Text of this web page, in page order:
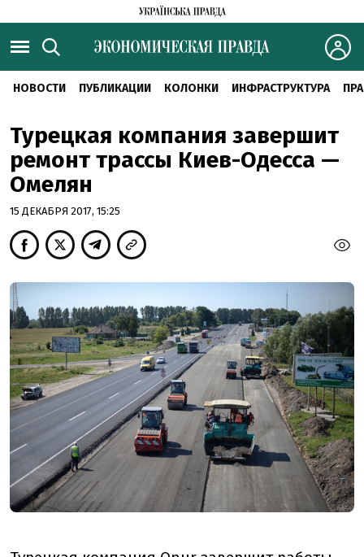
НОВОСТИ ПУБЛИКАЦИИ КОЛОНКИ ИНФРАСТРУКТУРА
Турецкая компания завершит
ремонт трассы Киев-Одесса —
Омелян
15 ДЕКАБРЯ 2017, 15:25